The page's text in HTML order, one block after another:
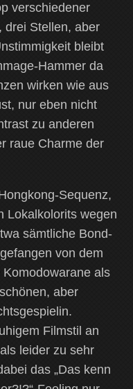
verschiedener
drei Stellen, aber
bleibt
Hammer da
wirken wie aus
nur eben nicht
zu anderen
raue Charme der
Sequenz,
Lokalkolorits wegen
sämtliche Bond-
von dem
Komodowarane als
aber
Filmstil an
leider zu sehr
das „Das kenn